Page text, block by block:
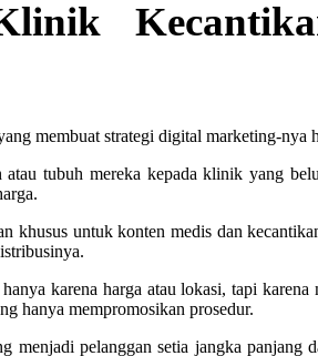
membuat strategi digital marketing-nya
tubuh mereka kepada klinik yang
untuk konten medis dan
karena harga atau lokasi, tapi
hanya mempromosikan prosedur.
menjadi pelanggan setia jangka